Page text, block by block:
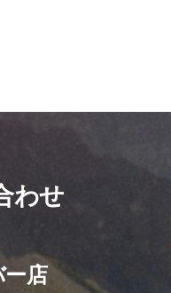
わせ
店